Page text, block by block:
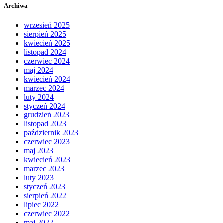
Archiwa
wrzesień 2025
sierpień 2025
kwiecień 2025
listopad 2024
czerwiec 2024
maj 2024
kwiecień 2024
marzec 2024
luty 2024
styczeń 2024
grudzień 2023
listopad 2023
październik 2023
czerwiec 2023
maj 2023
kwiecień 2023
marzec 2023
luty 2023
styczeń 2023
sierpień 2022
lipiec 2022
czerwiec 2022